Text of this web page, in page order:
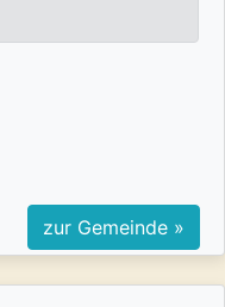
zur Gemeinde »